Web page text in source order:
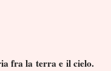
fra la terra e il cielo.